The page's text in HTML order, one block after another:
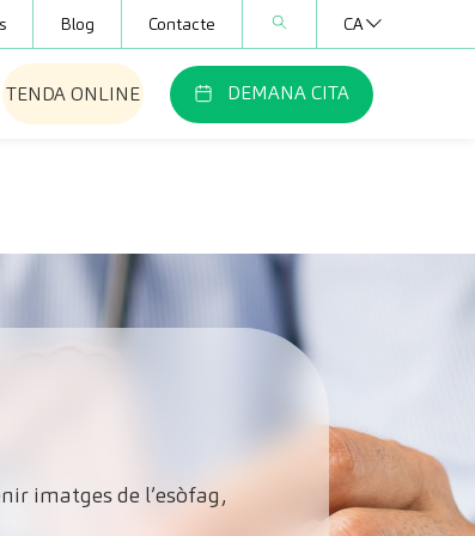
Blog Contacte CA
TENDA ONLINE DEMANA CITA
imatges de l’esòfag,